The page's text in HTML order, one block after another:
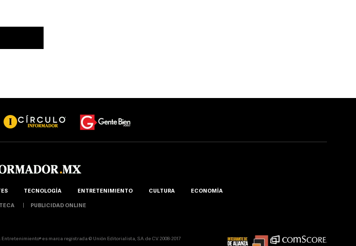
TECNOLOGÍA ENTRETENIMIENTO CULTURA ECONOMÍA
PUBLICIDAD ONLINE
es marca registrada © Unión Editorialista, S.A. de C.V. 2008-2017